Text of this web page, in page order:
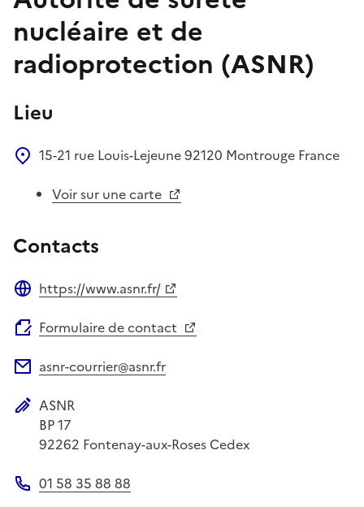
nucléaire et de
radioprotection (ASNR)
Lieu
15-21 rue Louis-Lejeune92120 Montrouge France
Voir sur une carte
Contacts
https://www.asnr.fr/
Formulaire de contact
asnr-courrier@asnr.fr
Adresse postale
ASNR
BP 17
92262 Fontenay-aux-Roses Cedex
01 58 35 88 88